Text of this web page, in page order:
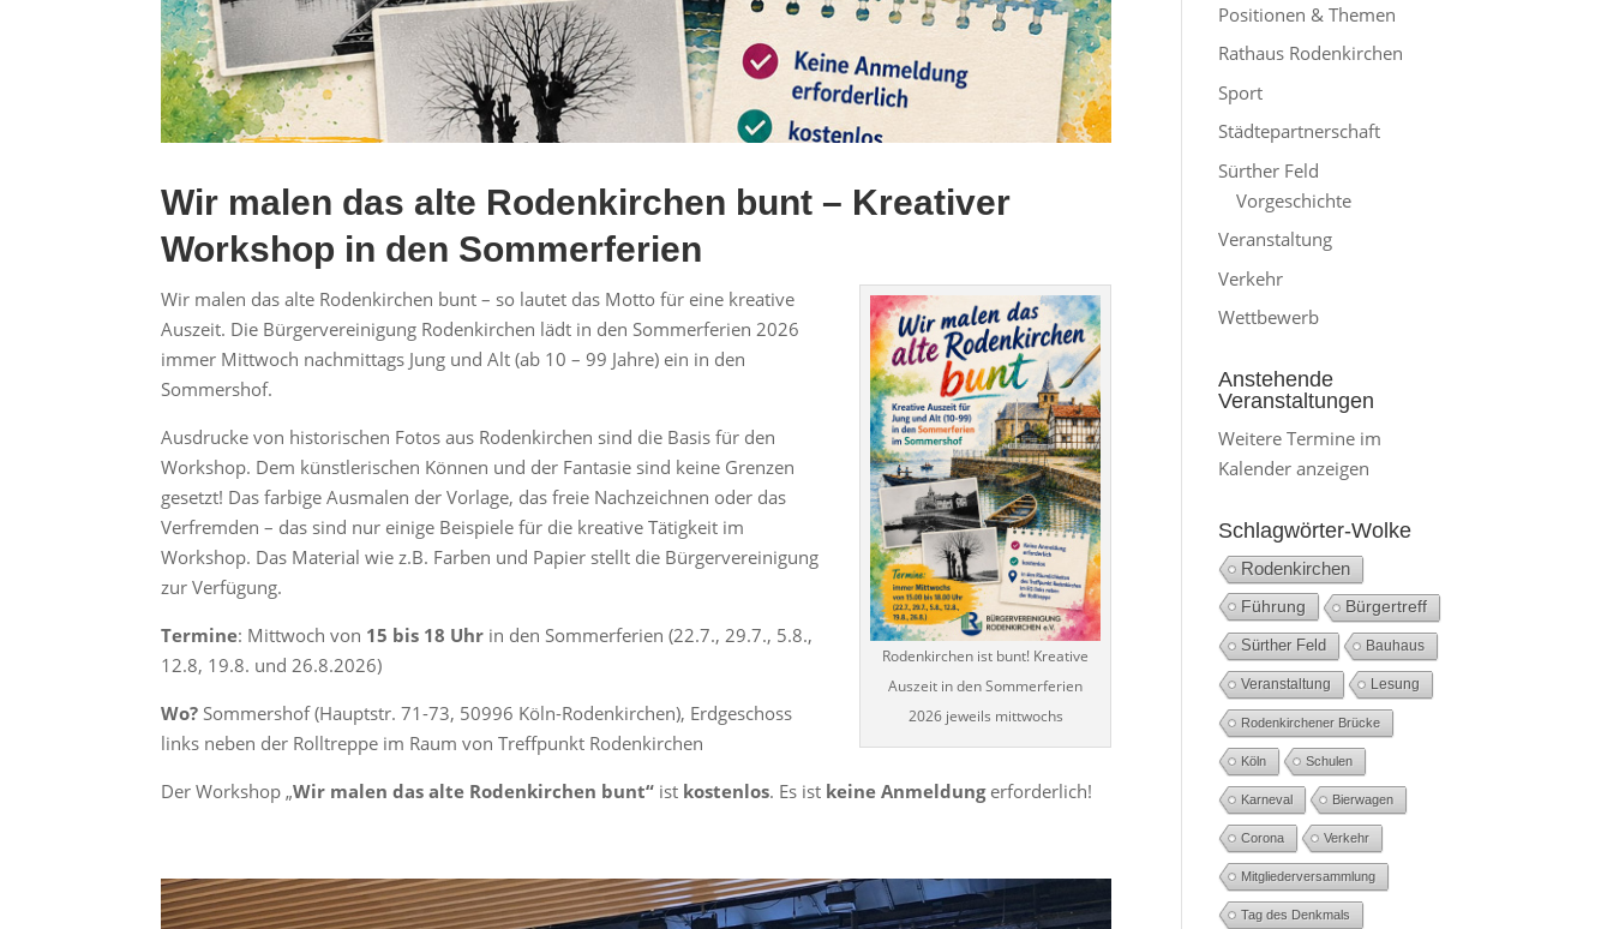
Wir malen das alte Rodenkirchen bunt – Kreativer
Workshop in den Sommerferien
Rodenkirchen ist bunt! Kreative
Auszeit in den Sommerferien
2026 jeweils mittwochs
Wir malen das alte Rodenkirchen bunt – so lautet das Motto für eine kreative
Auszeit. Die Bürgervereinigung Rodenkirchen lädt in den Sommerferien 2026
immer Mittwoch nachmittags Jung und Alt (ab 10 – 99 Jahre) ein in den
Sommershof.
Ausdrucke von historischen Fotos aus Rodenkirchen sind die Basis für den
Workshop. Dem künstlerischen Können und der Fantasie sind keine Grenzen
gesetzt! Das farbige Ausmalen der Vorlage, das freie Nachzeichnen oder das
Verfremden – das sind nur einige Beispiele für die kreative Tätigkeit im
Workshop. Das Material wie z.B. Farben und Papier stellt die Bürgervereinigung
zur Verfügung.
Termine: Mittwoch von 15 bis 18 Uhr in den Sommerferien (22.7., 29.7., 5.8.,
12.8, 19.8. und 26.8.2026)
Wo? Sommershof (Hauptstr. 71-73, 50996 Köln-Rodenkirchen), Erdgeschoss
links neben der Rolltreppe im Raum von Treffpunkt Rodenkirchen
Der Workshop „Wir malen das alte Rodenkirchen bunt“ ist kostenlos. Es ist keine Anmeldungerforderlich!
Positionen & Themen
Rathaus Rodenkirchen
Sport
Städtepartnerschaft
Sürther Feld
Vorgeschichte
Veranstaltung
Verkehr
Wettbewerb
Anstehende
Veranstaltungen
Weitere Termine im
Kalender anzeigen
Schlagwörter-Wolke
Rodenkirchen
Führung Bürgertreff
Sürther Feld Bauhaus
Veranstaltung Lesung
Rodenkirchener Brücke
Köln Schulen
Karneval Bierwagen
Corona Verkehr
Mitgliederversammlung
Tag des Denkmals